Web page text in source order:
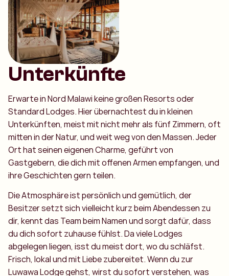
Unterkünfte
Erwarte in Nord Malawi keine großen Resorts oder
Standard Lodges. Hier übernachtest du in kleinen
Unterkünften, meist mit nicht mehr als fünf Zimmern, oft
mitten in der Natur, und weit weg von den Massen. Jeder
Ort hat seinen eigenen Charme, geführt von
Gastgebern, die dich mit offenen Armen empfangen, und
ihre Geschichten gern teilen.
Die Atmosphäre ist persönlich und gemütlich, der
Besitzer setzt sich vielleicht kurz beim Abendessen zu
dir, kennt das Team beim Namen und sorgt dafür, dass
du dich sofort zuhause fühlst. Da viele Lodges
abgelegen liegen, isst du meist dort, wo du schläfst.
Frisch, lokal und mit Liebe zubereitet. Wenn du zur
Luwawa Lodge gehst, wirst du sofort verstehen, was